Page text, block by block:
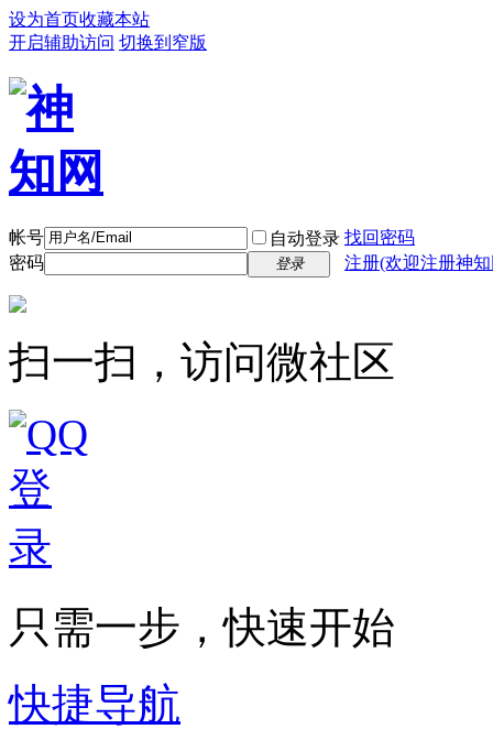
设为首页收藏本站
开启辅助访问 切换到窄版
帐号 自动登录 找回密码
密码
登录 注册(欢迎注册神
扫一扫，访问微社区
只需一步，快速开始
快捷导航